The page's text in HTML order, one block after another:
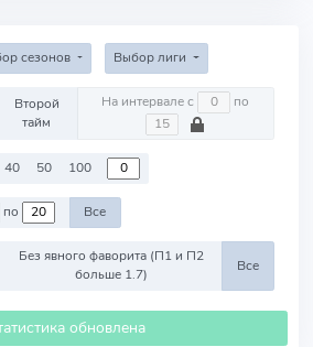
сезонов Выбор лиги
Второй
тайм
На интервале с по
40 50 100
по Все
Без явного фаворита (П1 и П2
больше 1.7)
Все
обновлена